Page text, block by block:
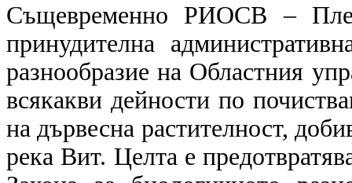
Същевременно РИОСВ –
принудителна
разнообразие на Областния
всякакви дейности по
на дървесна растителност,
река Вит. Целта е